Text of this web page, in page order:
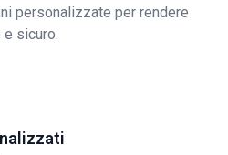
personalizzate per rendere
sicuro.